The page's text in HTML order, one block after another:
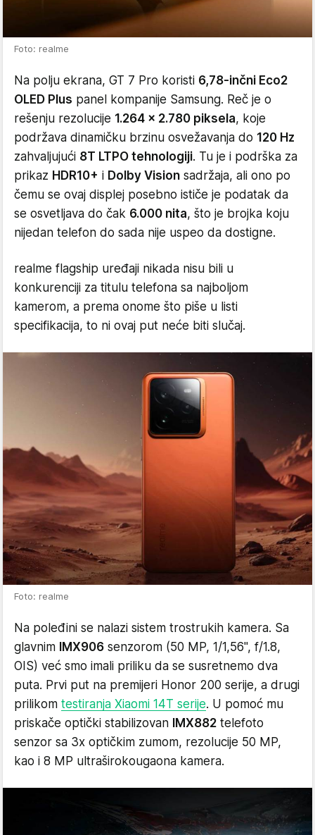
Foto: realme
Na polju ekrana, GT 7 Pro koristi 6,78-inčni Eco2
OLED Plus panel kompanije Samsung. Reč je o
rešenju rezolucije 1.264 x 2.780 piksela, koje
podržava dinamičku brzinu osvežavanja do 120 Hz
zahvaljujući 8T LTPO tehnologiji. Tu je i podrška za
prikaz HDR10+ i Dolby Vision sadržaja, ali ono po
čemu se ovaj displej posebno ističe je podatak da
se osvetljava do čak 6.000 nita, što je brojka koju
nijedan telefon do sada nije uspeo da dostigne.
realme flagship uređaji nikada nisu bili u
konkurenciji za titulu telefona sa najboljom
kamerom, a prema onome što piše u listi
specifikacija, to ni ovaj put neće biti slučaj.
Foto: realme
Na poleđini se nalazi sistem trostrukih kamera. Sa
glavnim IMX906 senzorom (50 MP, 1/1,56", f/1.8,
OIS) već smo imali priliku da se susretnemo dva
puta. Prvi put na premijeri Honor 200 serije, a drugi
prilikom testiranja Xiaomi 14T serije. U pomoć mu
priskače optički stabilizovan IMX882 telefoto
senzor sa 3x optičkim zumom, rezolucije 50 MP,
kao i 8 MP ultraširokougaona kamera.